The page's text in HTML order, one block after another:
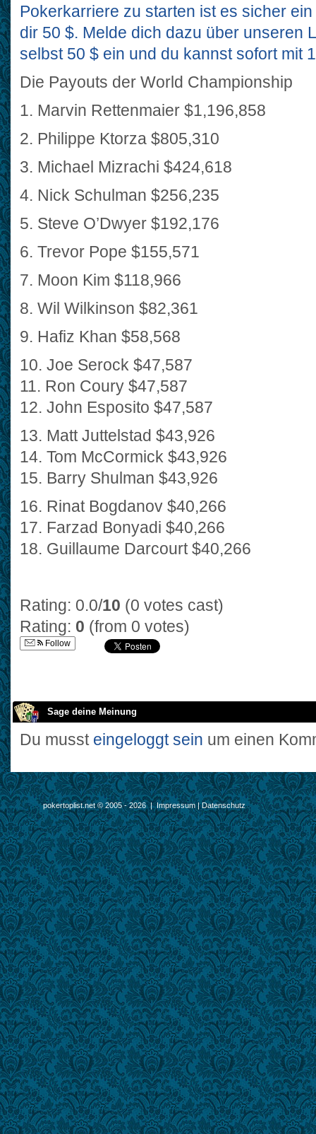
Pokerkarriere zu starten ist es sicher
dir 50 $. Melde dich dazu über unseren
selbst 50 $ ein und du kannst sofort mit
Die Payouts der World Championship
1. Marvin Rettenmaier $1,196,858
2. Philippe Ktorza $805,310
3. Michael Mizrachi $424,618
4. Nick Schulman $256,235
5. Steve O’Dwyer $192,176
6. Trevor Pope $155,571
7. Moon Kim $118,966
8. Wil Wilkinson $82,361
9. Hafiz Khan $58,568
10. Joe Serock $47,587
11. Ron Coury $47,587
12. John Esposito $47,587
13. Matt Juttelstad $43,926
14. Tom McCormick $43,926
15. Barry Shulman $43,926
16. Rinat Bogdanov $40,266
17. Farzad Bonyadi $40,266
18. Guillaume Darcourt $40,266
Rating: 0.0/10 (0 votes cast)
Rating: 0 (from 0 votes)
Follow
Sage deine Meinung
Du musst eingeloggt sein um einen
pokertoplist.net © 2005 - 2026 |Impressum|Datenschutz